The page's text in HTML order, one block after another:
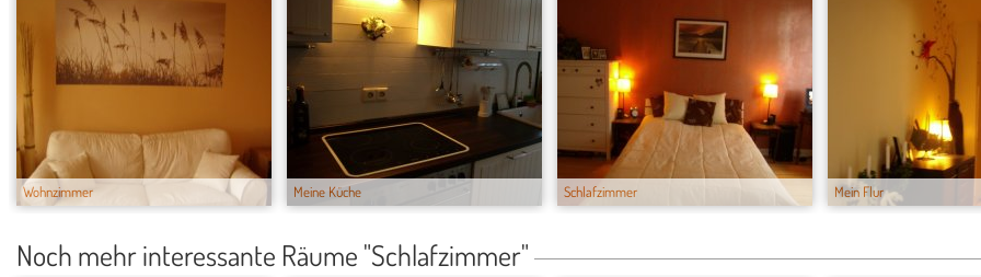
Wohnzimmer Meine Küche Schlafzimmer Mein Flur
Noch mehr interessante Räume "Schlafzimmer"